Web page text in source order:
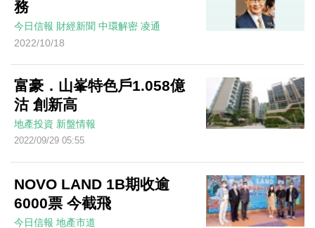
務
今日信報 財經新聞 中環解密 凌通
2022/10/18
富豪．山峯特色戶1.058億
沽 創新高
地產投資 新盤情報
2022/09/29 05:55
NOVO LAND 1B期收逾
6000票 今截飛
今日信報 地產市道